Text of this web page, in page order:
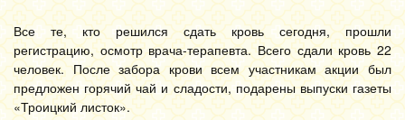
Все те, кто решился сдать кровь сегодня, прошли
регистрацию, осмотр врача-терапевта. Всего сдали кровь 22
человек. После забора крови всем участникам акции был
предложен горячий чай и сладости, подарены выпуски газеты
«Троицкий листок».